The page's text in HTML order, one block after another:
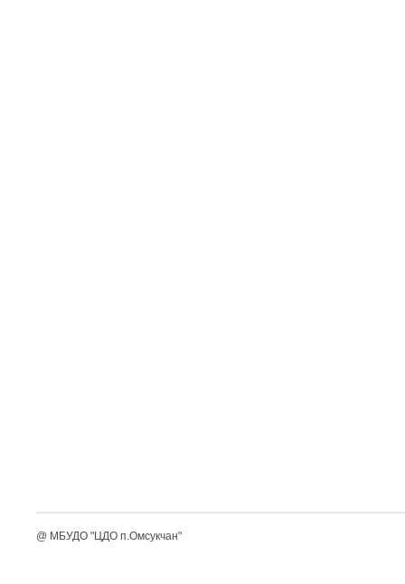
@ МБУДО "ЦДО п.Омсукчан"